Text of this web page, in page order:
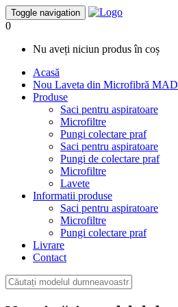
Toggle navigation
0
Nu aveți niciun produs în coș
Acasă
Nou Laveta din Microfibră
Produse
Saci pentru aspiratoare
Microfiltre
Pungi colectare praf
Saci pentru aspiratoare
Pungi de colectare praf
Microfiltre
Lavete
Informatii produse
Saci pentru aspiratoare
Microfiltre
Pungi colectare praf
Livrare
Contact